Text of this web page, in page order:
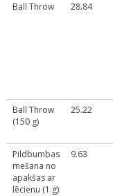
Ball Throw
28.84
Ball Throw
(150 g)
25.22
Pildbumbas
mešana no
apakšas ar
lēcienu (1 g)
9.63